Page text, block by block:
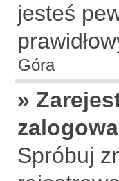
jesteś
Góra
»
Spróbuj